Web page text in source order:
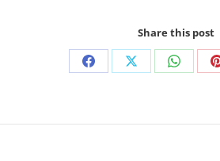
Share this post